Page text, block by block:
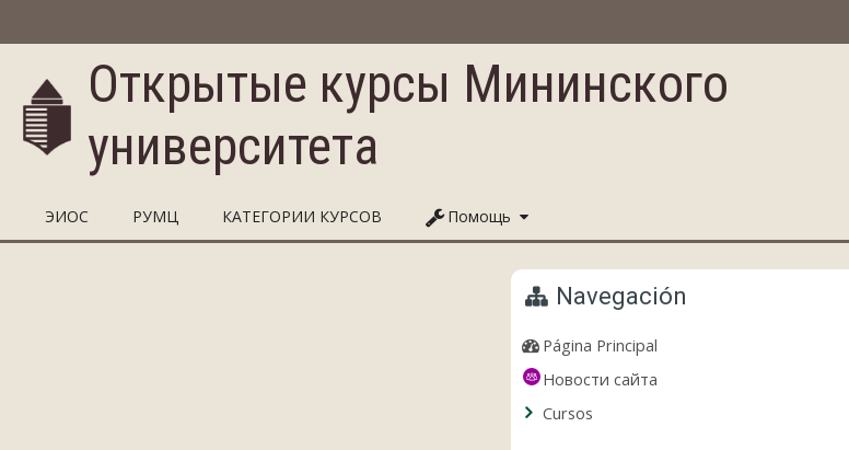
Открытые курсы Мининского
университета
ЭИОС РУМЦ КАТЕГОРИИ КУРСОВ Помощь
Navegación
Página Principal
Новости сайта
Cursos